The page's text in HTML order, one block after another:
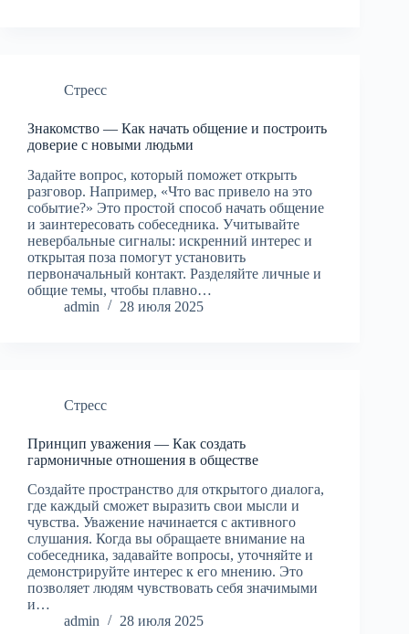
Стресс
Знакомство — Как начать общение и построить
доверие с новыми людьми
Задайте вопрос, который поможет открыть
разговор. Например, «Что вас привело на это
событие?» Это простой способ начать общение
и заинтересовать собеседника. Учитывайте
невербальные сигналы: искренний интерес и
открытая поза помогут установить
первоначальный контакт. Разделяйте личные и
общие темы, чтобы плавно…
admin
28 июля 2025
Стресс
Принцип уважения — Как создать
гармоничные отношения в обществе
Создайте пространство для открытого диалога,
где каждый сможет выразить свои мысли и
чувства. Уважение начинается с активного
слушания. Когда вы обращаете внимание на
собеседника, задавайте вопросы, уточняйте и
демонстрируйте интерес к его мнению. Это
позволяет людям чувствовать себя значимыми
и…
admin
28 июля 2025